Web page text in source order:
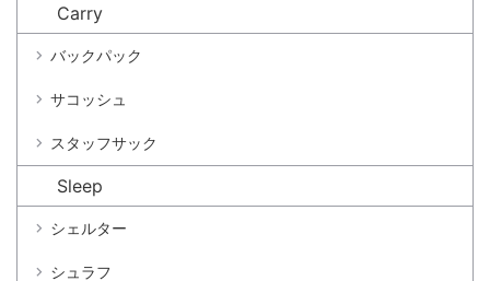
Carry
バックパック
サコッシュ
スタッフサック
Sleep
シェルター
シュラフ